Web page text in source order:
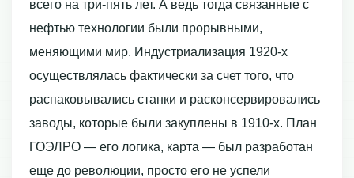
всего на три-пять лет. А ведь тогда связанные с
нефтью технологии были прорывными,
меняющими мир. Индустриализация 1920-х
осуществлялась фактически за счет того, что
распаковывались станки и расконсервировались
заводы, которые были закуплены в 1910-х. План
ГОЭЛРО — его логика, карта — был разработан
еще до революции, просто его не успели